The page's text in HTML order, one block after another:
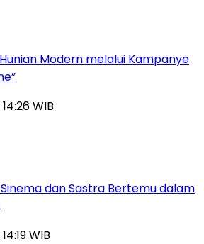
Modern melalui Kampanye
WIB
Sinema dan Sastra Bertemu dalam
WIB